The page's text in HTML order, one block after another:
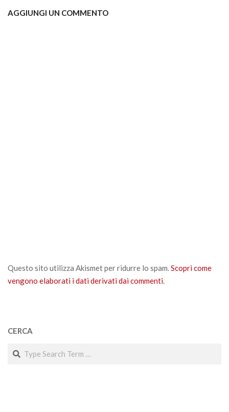
AGGIUNGI UN COMMENTO
Questo sito utilizza Akismet per ridurre lo spam.Scopri come
vengono elaborati i dati derivati dai commenti.
CERCA
Search